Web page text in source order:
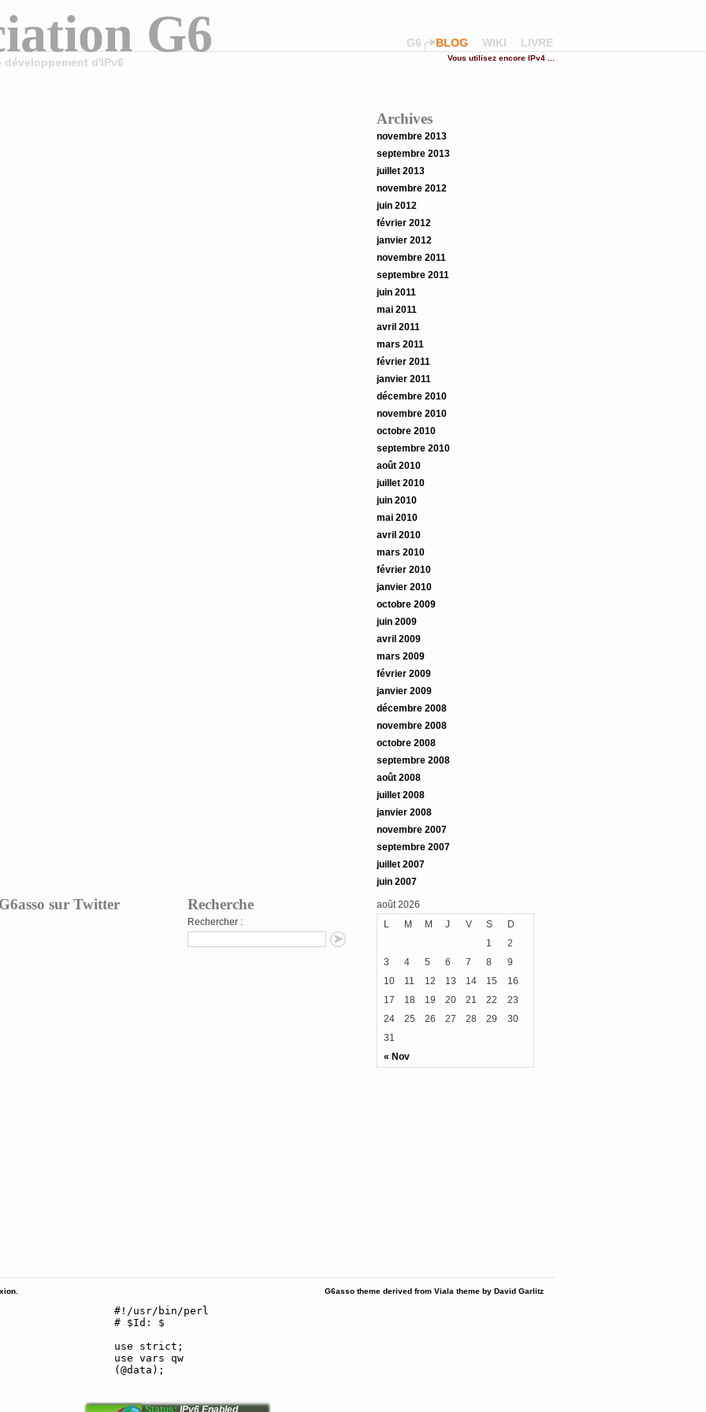
G6
d'IPv6
G6 BLOG WIKI LIVRE
Vous utilisez encore IPv4 ...
Archives
novembre 2013
septembre 2013
juillet 2013
novembre 2012
juin 2012
février 2012
janvier 2012
novembre 2011
septembre 2011
juin 2011
mai 2011
avril 2011
mars 2011
février 2011
janvier 2011
décembre 2010
novembre 2010
octobre 2010
septembre 2010
août 2010
juillet 2010
juin 2010
mai 2010
avril 2010
mars 2010
février 2010
janvier 2010
octobre 2009
juin 2009
avril 2009
mars 2009
février 2009
janvier 2009
décembre 2008
novembre 2008
octobre 2008
septembre 2008
août 2008
juillet 2008
janvier 2008
novembre 2007
septembre 2007
juillet 2007
juin 2007
G6asso sur Twitter Recherche
Rechercher :
août 2026
L
M M J V S D
« Nov
1
2
3
4 5 6 7 8
9
10
11 12 13 14 15
16
17
18 19 20 21 22
23
24
25 26 27 28 29
30
31
G6asso theme derived from Viala theme by David Garlitz
Status: IPv6 Enabled